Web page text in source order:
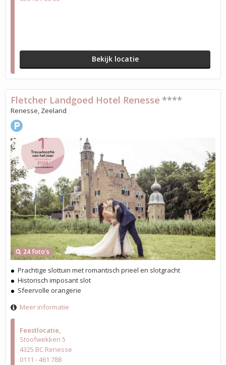
Bekijk locatie
Feestlocatie
Stoofwekken 5
4325 BC Renesse
0111 - 461 788
24 foto's
Fletcher Landgoed Hotel Renesse ****
Renesse, Zeeland
Prachtige slottuin met romantisch prieel en slotgracht
Historisch imposant slot
Sfeervolle orangerie
Meer informatie